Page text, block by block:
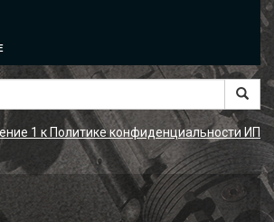
1 к Политике конфиденциальности ИП